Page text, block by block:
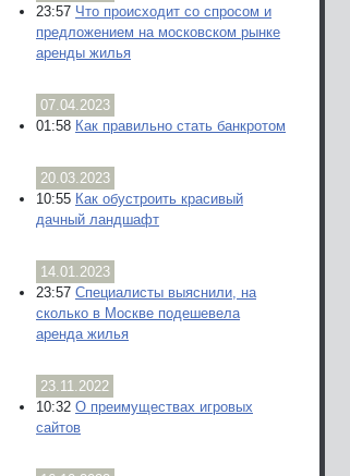
23:57 Что происходит со спросом и
предложением на московском рынке
аренды жилья
07.04.2023
01:58 Как правильно стать банкротом
20.03.2023
10:55 Как обустроить красивый
дачный ландшафт
14.01.2023
23:57 Специалисты выяснили, на
сколько в Москве подешевела
аренда жилья
23.11.2022
10:32 О преимуществах игровых
сайтов